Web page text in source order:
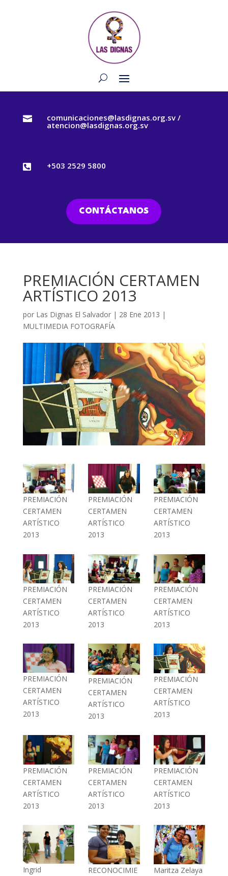
 comunicaciones@lasdignas.org.sv /
atencion@lasdignas.org.sv
 +503 2529 5800
CONTÁCTANOS
PREMIACIÓN CERTAMEN
ARTÍSTICO 2013
por Las Dignas El Salvador| 28 Ene 2013 |
MULTIMEDIA FOTOGRAFÍA
PREMIACIÓN
CERTAMEN
ARTÍSTICO
2013
PREMIACIÓN
CERTAMEN
ARTÍSTICO
2013
PREMIACIÓN
CERTAMEN
ARTÍSTICO
2013
PREMIACIÓN
CERTAMEN
ARTÍSTICO
2013
PREMIACIÓN
CERTAMEN
ARTÍSTICO
2013
PREMIACIÓN
CERTAMEN
ARTÍSTICO
2013
PREMIACIÓN
CERTAMEN
ARTÍSTICO
2013
PREMIACIÓN
CERTAMEN
ARTÍSTICO
2013
PREMIACIÓN
CERTAMEN
ARTÍSTICO
2013
PREMIACIÓN
CERTAMEN
ARTÍSTICO
2013
PREMIACIÓN
CERTAMEN
ARTÍSTICO
2013
PREMIACIÓN
CERTAMEN
ARTÍSTICO
2013
Ingrid
RECONOCIMIE
Maritza Zelaya